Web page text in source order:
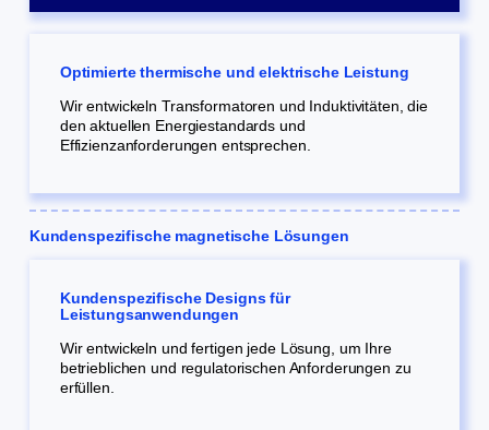
Optimierte thermische und elektrische Leistung
Wir entwickeln Transformatoren und Induktivitäten, die
den aktuellen Energiestandards und
Effizienzanforderungen entsprechen.
Kundenspezifische magnetische Lösungen
Kundenspezifische Designs für
Leistungsanwendungen
Wir entwickeln und fertigen jede Lösung, um Ihre
betrieblichen und regulatorischen Anforderungen zu
erfüllen.